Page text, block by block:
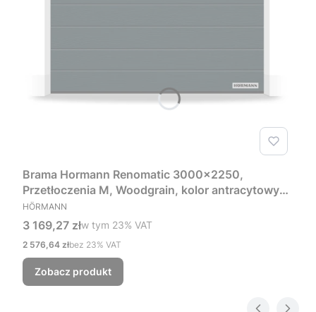
Brama Hormann Renomatic 3000x2250,
Przetłoczenia M, Woodgrain, kolor antracytowy
RAL 7016 + Prowadzenie Z
PRODUCENT
HÖRMANN
Cena brutto
3 169,27 złw tym %s VAT
w tym 23% VAT
Cena netto
2 576,64 złbez 23% VAT
Zobacz produkt